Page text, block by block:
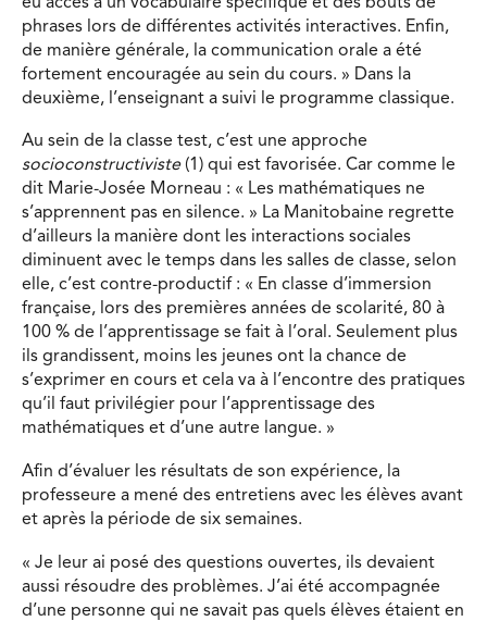
phrases lors de différentes activités interactives. Enfin,
de manière générale, la communication orale a été
fortement encouragée au sein du cours. » Dans la
deuxième, l’enseignant a suivi le programme classique.
Au sein de la classe test, c’est une approche
socioconstructiviste (1) qui est favorisée. Car comme le
dit Marie-Josée Morneau : « Les mathématiques ne
s’apprennent pas en silence. » La Manitobaine regrette
d’ailleurs la manière dont les interactions sociales
diminuent avec le temps dans les salles de classe, selon
elle, c’est contre-productif : « En classe d’immersion
française, lors des premières années de scolarité, 80 à
100 % de l’apprentissage se fait à l’oral. Seulement plus
ils grandissent, moins les jeunes ont la chance de
s’exprimer en cours et cela va à l’encontre des pratiques
qu’il faut privilégier pour l’apprentissage des
mathématiques et d’une autre langue. »
Afin d’évaluer les résultats de son expérience, la
professeure a mené des entretiens avec les élèves avant
et après la période de six semaines.
« Je leur ai posé des questions ouvertes, ils devaient
aussi résoudre des problèmes. J’ai été accompagnée
d’une personne qui ne savait pas quels élèves étaient en